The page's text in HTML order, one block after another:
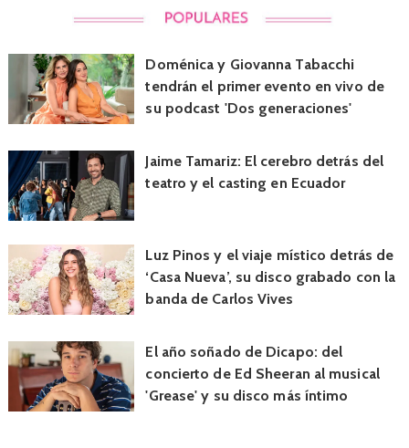
Doménica y Giovanna Tabacchi
tendrán el primer evento en vivo de
su podcast 'Dos generaciones'
Jaime Tamariz: El cerebro detrás del
teatro y el casting en Ecuador
Luz Pinos y el viaje místico detrás de
‘Casa Nueva’, su disco grabado con la
banda de Carlos Vives
El año soñado de Dicapo: del
concierto de Ed Sheeran al musical
'Grease' y su disco más íntimo